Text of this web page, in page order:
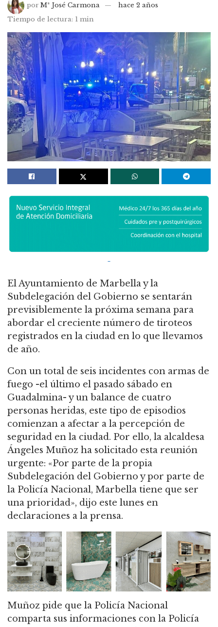
por Mª José Carmona
hace 2 años
Tiempo de lectura: 1 min
El Ayuntamiento de Marbella y la
Subdelegación del Gobierno se sentarán
previsiblemente la próxima semana para
abordar el creciente número de tiroteos
registrados en la ciudad en lo que llevamos
de año.
Con un total de seis incidentes con armas de
fuego -el último el pasado sábado en
Guadalmina- y un balance de cuatro
personas heridas, este tipo de episodios
comienzan a afectar a la percepción de
seguridad en la ciudad. Por ello, la alcaldesa
Ángeles Muñoz ha solicitado esta reunión
urgente: «Por parte de la propia
Subdelegación del Gobierno y por parte de
la Policía Nacional, Marbella tiene que ser
una prioridad», dijo este lunes en
declaraciones a la prensa.
Muñoz pide que la Policía Nacional
comparta sus informaciones con la Policía